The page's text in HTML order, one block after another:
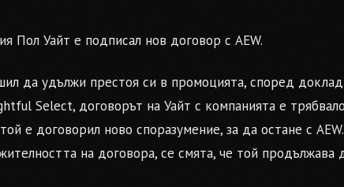
Пол Уайт е подписал нов договор с AEW.
да удължи престоя си в промоцията, според доклад
Select, договорът на Уайт с компанията е
е договорил ново споразумение, за да остане с AEW.
на договора, се смята, че той продължава